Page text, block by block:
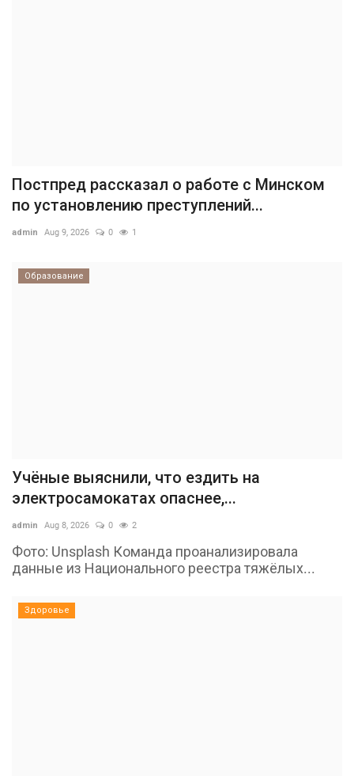
Постпред рассказал о работе с Минском
по установлению преступлений...
admin Aug 9, 2026 0 1
Образование
Учёные выяснили, что ездить на
электросамокатах опаснее,...
admin Aug 8, 2026 0 2
Фото: Unsplash Команда проанализировала
данные из Национального реестра тяжёлых...
Здоровье